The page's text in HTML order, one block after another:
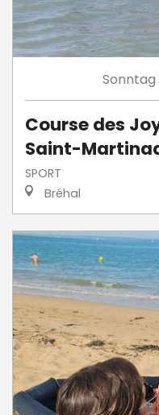
Sonntag
Course des
Saint-
SPORT
Bréhal